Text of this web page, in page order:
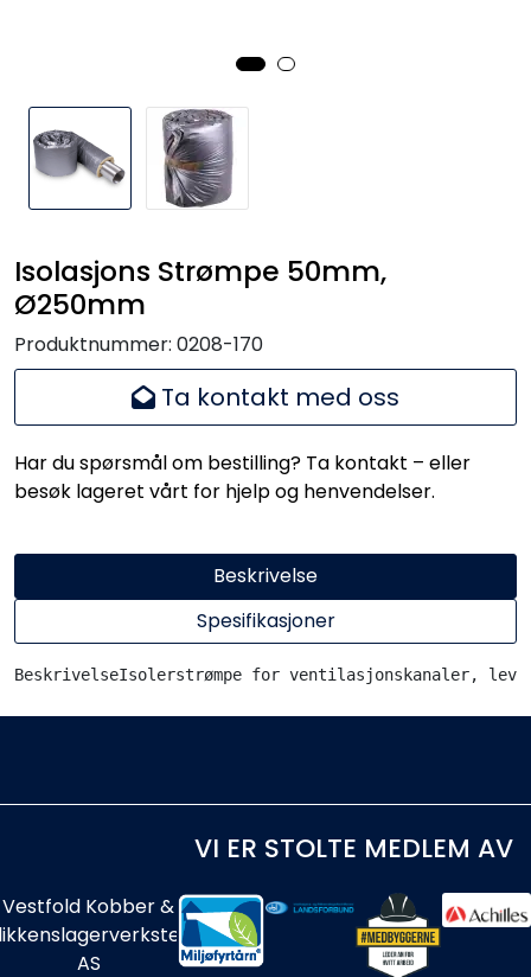
Isolasjons Strømpe 50mm,
Ø250mm
Produktnummer: 0208-170
Ta kontakt med oss
Har du spørsmål om bestilling? Ta kontakt – eller
besøk lageret vårt for hjelp og henvendelser.
Beskrivelse
Spesifikasjoner
BeskrivelseIsolerstrømpe for ventilasjonskanaler,
VI ER STOLTE MEDLEM AV
Vestfold Kobber &
AS